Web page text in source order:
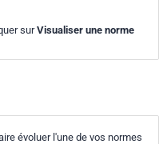
surVisualiser une norme
évoluer l'une de vos normes